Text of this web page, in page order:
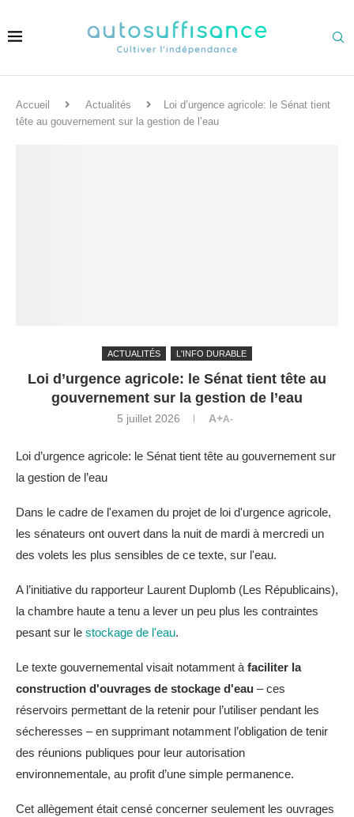
Accueil Actualités
Loi d’urgence agricole: le Sénat tient
tête au gouvernement sur la gestion de l’eau
ACTUALITÉS L'INFO DURABLE
Loi d’urgence agricole: le Sénat tient tête au
gouvernement sur la gestion de l’eau
5 juillet 2026 A+A-
Loi d’urgence agricole: le Sénat tient tête au gouvernement sur
la gestion de l’eau
Dans le cadre de l'examen du projet de loi d'urgence agricole,
les sénateurs ont ouvert dans la nuit de mardi à mercredi un
des volets les plus sensibles de ce texte, sur l'eau.
A l’initiative du rapporteur Laurent Duplomb (Les Républicains),
la chambre haute a tenu a lever un peu plus les contraintes
pesant sur le stockage de l'eau.
Le texte gouvernemental visait notamment àfaciliter la
construction d'ouvrages de stockage d'eau – ces
réservoirs permettant de la retenir pour l’utiliser pendant les
sécheresses – en supprimant notamment l’obligation de tenir
des réunions publiques pour leur autorisation
environnementale, au profit d’une simple permanence.
Cet allègement était censé concerner seulement les ouvrages